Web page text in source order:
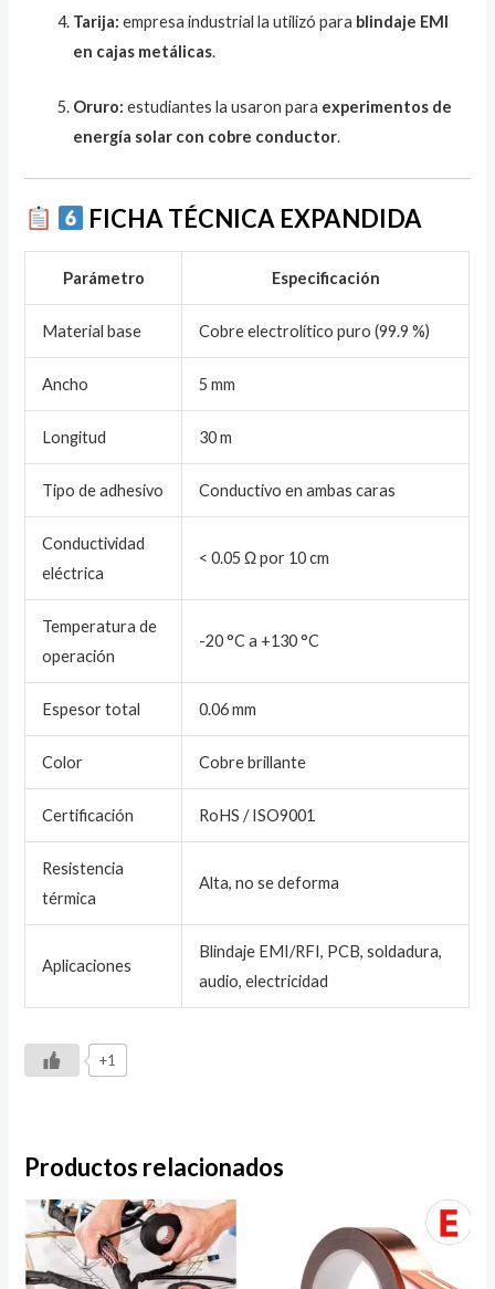
Tarija: empresa industrial la utilizó para blindaje EMI
en cajas metálicas.
Oruro: estudiantes la usaron para experimentos de
energía solar con cobre conductor.
FICHA TÉCNICA EXPANDIDA
Parámetro Especificación
Material base Cobre electrolítico puro (99.9 %)
Ancho 5 mm
Longitud 30 m
Tipo de adhesivo Conductivo en ambas caras
Conductividad
eléctrica
< 0.05 Ω por 10 cm
Temperatura de
operación
-20 °C a +130 °C
Espesor total 0.06 mm
Color Cobre brillante
Certificación RoHS / ISO9001
Resistencia
térmica
Alta, no se deforma
Aplicaciones
Blindaje EMI/RFI, PCB, soldadura,
audio, electricidad
+1
Productos relacionados